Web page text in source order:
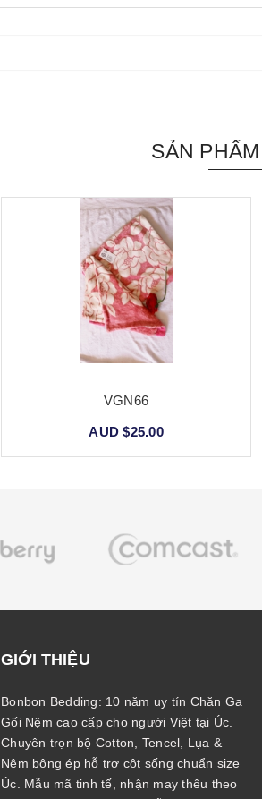
SẢN
VGN66
AUD $25.00
GIỚI THIỆU
Bonbon Bedding: 10 năm uy tín Chăn Ga
Gối Nệm cao cấp cho người Việt tại Úc.
Chuyên trọn bộ Cotton, Tencel, Lụa &
Nệm bông ép hỗ trợ cột sống chuẩn size
Úc. Mẫu mã tinh tế, nhận may thêu theo